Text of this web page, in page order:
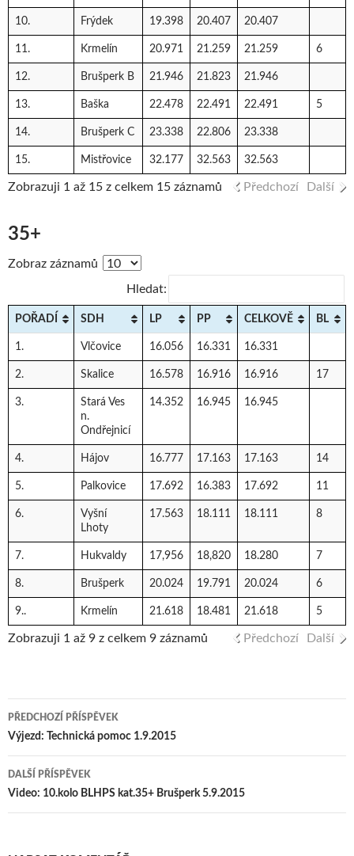
10. Frýdek 19.398 20.407 20.407
11. Krmelín 20.971 21.259 21.259 6
12. Brušperk B 21.946 21.823 21.946
13. Baška 22.478 22.491 22.491 5
14. Brušperk C 23.338 22.806 23.338
15. Mistřovice 32.177 32.563 32.563
Zobrazuji 1 až 15 z celkem 15 záznamů Předchozí Další
35+
Zobraz záznamů
Hledat:
POŘADÍ SDH LP PP CELKOVĚ BL
1. Vlčovice 16.056 16.331 16.331
2. Skalice 16.578 16.916 16.916 17
3.
Stará Ves
n.
Ondřejnicí
14.352 16.945 16.945
4. Hájov 16.777 17.163 17.163 14
5. Palkovice 17.692 16.383 17.692 11
6.
Vyšní
Lhoty
17.563 18.111 18.111 8
7. Hukvaldy 17,956 18,820 18.280 7
8. Brušperk 20.024 19.791 20.024 6
9.. Krmelín 21.618 18.481 21.618 5
Zobrazuji 1 až 9 z celkem 9 záznamů Předchozí Další
Navigace pro příspěvek
PŘEDCHOZÍ PŘÍSPĚVEK
Výjezd: Technická pomoc 1.9.2015
DALŠÍ PŘÍSPĚVEK
Video: 10.kolo BLHPS kat.35+ Brušperk 5.9.2015